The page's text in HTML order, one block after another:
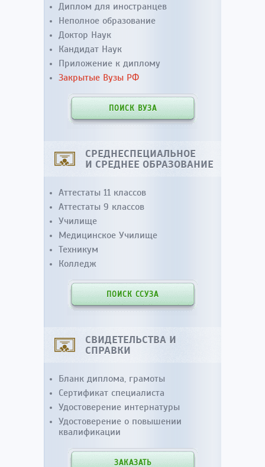
Диплом для иностранцев
Неполное образование
Доктор Наук
Кандидат Наук
Приложение к диплому
Закрытые Вузы РФ
ПОИСК ВУЗА
СРЕДНЕСПЕЦИАЛЬНОЕ
И СРЕДНЕЕ ОБРАЗОВАНИЕ
Аттестаты 11 классов
Аттестаты 9 классов
Училище
Медицинское Училище
Техникум
Колледж
ПОИСК ССУЗА
СВИДЕТЕЛЬСТВА И
СПРАВКИ
Бланк диплома, грамоты
Сертификат специалиста
Удостоверение интернатуры
Удостоверение о повышении
квалификации
ЗАКАЗАТЬ